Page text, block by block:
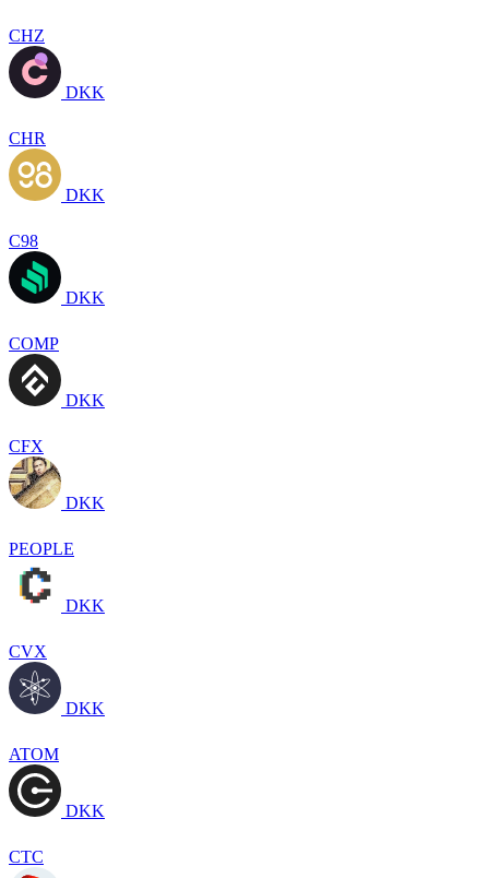
CHZ
DKK
CHR
DKK
C98
DKK
COMP
DKK
CFX
DKK
PEOPLE
DKK
CVX
DKK
ATOM
DKK
CTC